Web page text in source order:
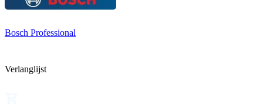
Bosch Professional
Verlanglijst